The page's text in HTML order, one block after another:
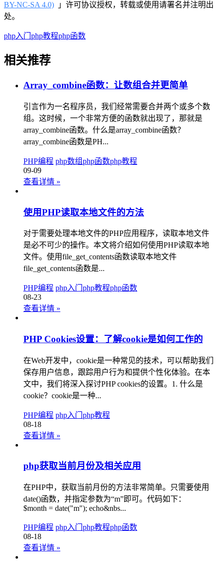
BY-NC-SA 4.0) 」许可协议授权，转载或使用请署名并注明出
处。
php入门 php教程php函数
相关推荐
Array_combine函数：让数组合并更简单
引言作为一名程序员，我们经常需要合并两个或多个数
组。这时候，一个非常方便的函数就出现了，那就是
array_combine函数。什么是array_combine函数？
array_combine函数是PH...
PHP编程 php数组php函数php教程
09-09
查看详情 »
使用PHP读取本地文件的方法
对于需要处理本地文件的PHP应用程序，读取本地文件
是必不可少的操作。本文将介绍如何使用PHP读取本地
文件。使用file_get_contents函数读取本地文件
file_get_contents函数是...
PHP编程 php入门 php教程php函数
08-23
查看详情 »
PHP Cookies设置：了解cookie是如何工作的
在Web开发中，cookie是一种常见的技术，可以帮助我们
保存用户信息，跟踪用户行为和提供个性化体验。在本
文中，我们将深入探讨PHP cookies的设置。1. 什么是
cookie？cookie是一种...
PHP编程 php入门 php教程
08-18
查看详情 »
php获取当前月份及相关应用
在PHP中，获取当前月份的方法非常简单。只需要使用
date()函数，并指定参数为“m”即可。代码如下：
$month = date("m"); echo&nbs...
PHP编程 php入门 php教程php函数
08-18
查看详情 »